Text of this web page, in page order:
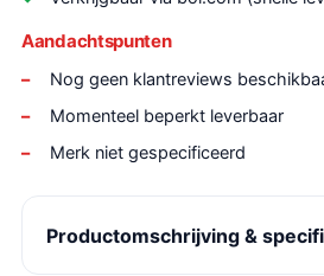
Aandachtspunten
Nog geen klantreviews
Momenteel beperkt leverbaar
Merk niet gespecificeerd
Productomschrijving &